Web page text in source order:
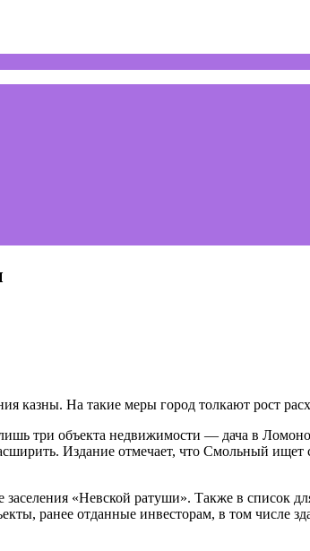
казны. На такие меры город толкают рост
три объекта недвижимости — дача в
Издание отмечает, что Смольный ищет
«Невской ратуши». Также в список
ранее отданные инвесторам, в том числе